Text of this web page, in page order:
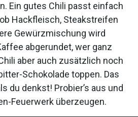
Ein gutes Chili passt einfach
Hackfleisch, Steakstreifen
Gewürzmischung wird
abgerundet, wer ganz
aber auch zusätzlich noch
Schokolade toppen. Das
du denkst! Probier’s aus und
Feuerwerk überzeugen.